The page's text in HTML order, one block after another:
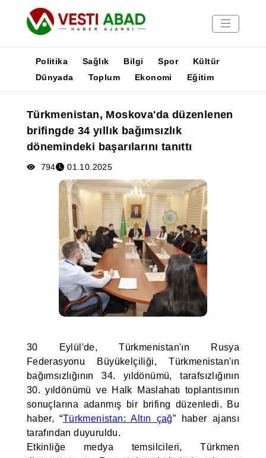
Yayınlar
Medya
Poster
Politika Sağlık Bilgi Spor
Kültür
Dünyada
Toplum Ekonomi Eğitim
Türkmenistan, Moskova'da düzenlenen
brifingde 34 yıllık bağımsızlık
dönemindeki başarılarını tanıttı
794 01.10.2025
30 Eylül'de, Türkmenistan'ın Rusya
Federasyonu Büyükelçiliği, Türkmenistan'ın
bağımsızlığının 34. yıldönümü, tarafsızlığının
30. yıldönümü ve Halk Maslahatı toplantısının
sonuçlarına adanmış bir brifing düzenledi. Bu
haber, “Türkmenistan: Altın çağ” haber ajansı
tarafından duyuruldu.
Etkinliğe medya temsilcileri, Türkmen